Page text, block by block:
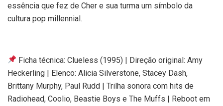
essência que fez de Cher e sua turma um símbolo da
cultura pop millennial.
Ficha técnica: Clueless (1995) | Direção original: Amy
Heckerling | Elenco: Alicia Silverstone, Stacey Dash,
Brittany Murphy, Paul Rudd | Trilha sonora com hits de
Radiohead, Coolio, Beastie Boys e The Muffs | Reboot em